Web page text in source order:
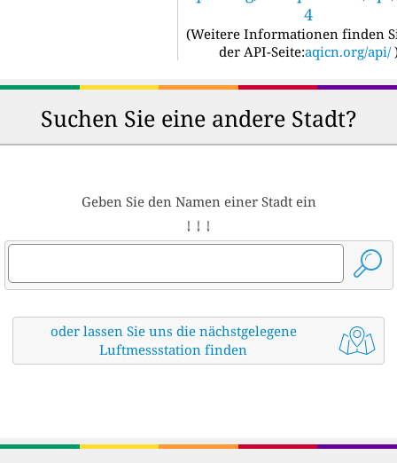
4
(Weitere Informationen finden
der API-Seite:aqicn.org/api/
Suchen Sie eine andere Stadt?
Geben Sie den Namen einer Stadt ein
↓ ↓ ↓
oder lassen Sie uns die nächstgelegene
Luftmessstation finden